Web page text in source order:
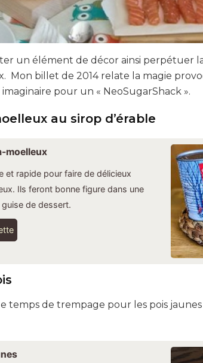
un élément de décor ainsi perpétuer
Mon billet de 2014 relate la magie
pour un « NeoSugarShack ».
au sirop d’érable
moelleux
et rapide pour faire de délicieux
Ils feront bonne figure dans une
de dessert.
temps de trempage pour les pois